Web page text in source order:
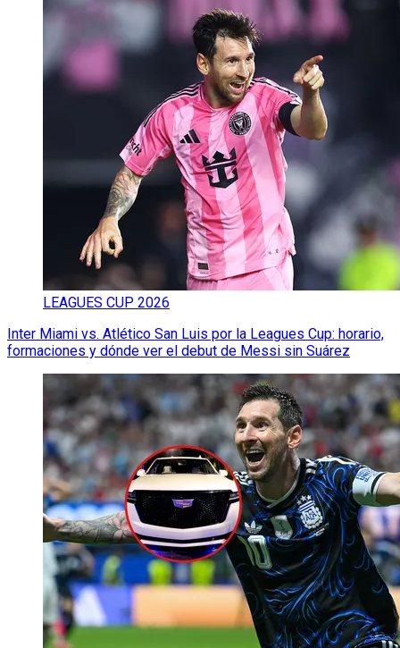
LEAGUES CUP 2026
Inter Miami vs. Atlético San Luis por la Leagues Cup: horario,
formaciones y dónde ver el debut de Messi sin Suárez